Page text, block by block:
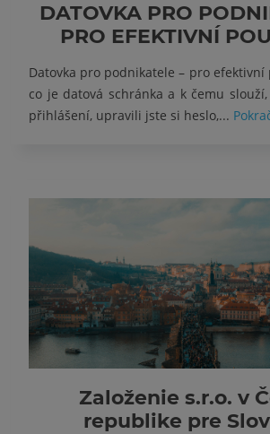
DATOVKA PRO
PRO EFEKTIVNÍ
Datovka pro podnikatele – pro efektivní
co je datová schránka a k čemu
přihlášení, upravili jste si heslo,...
Založenie s.r.o. v
republike pre